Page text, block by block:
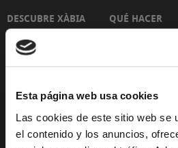
Esta página web usa cookies
Las cookies de este sitio web se
el contenido y los anuncios,
kebab
y
snacks
para
llevar
Empresas
DESCUBRE XÀBIA
Mirador Virtual
Paseo por Xàbia
Histórica
El Port de Xàbia,
QUÉ HACER
Actividades
deportivas
Ruta del Arte